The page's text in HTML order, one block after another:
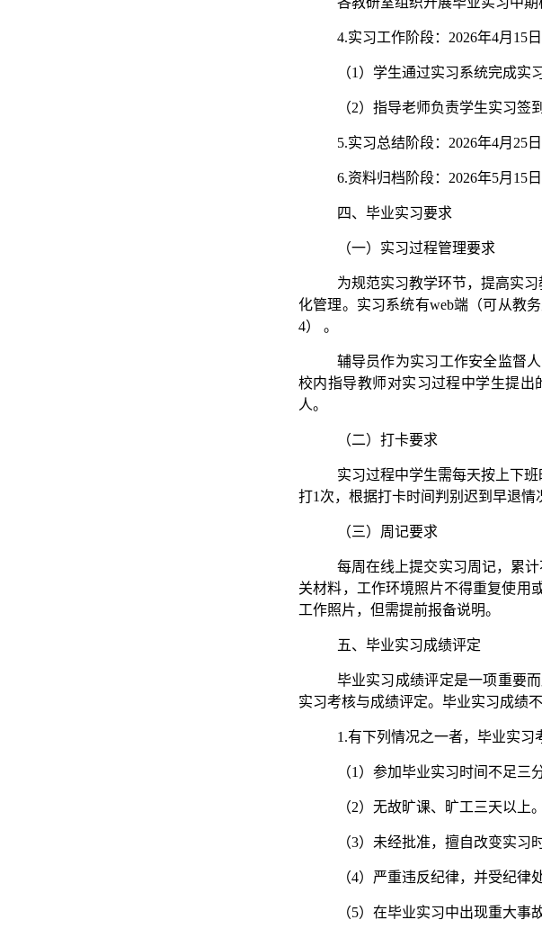
4.实习工作阶段：2026年4月15日
（1）学生通过实习系统完成实
（2）指导老师负责学生实习签
5.实习总结阶段：2026年4月25日
6.资料归档阶段：2026年5月15日
四、毕业实习要求
（一）实习过程管理要求
为规范实习教学环节，提高实
化管理。实习系统有web端（可从教
4） 。
辅导员作为实习工作安全监督
校内指导教师对实习过程中学生提
人。
（二）打卡要求
实习过程中学生需每天按上下
打1次，根据打卡时间判别迟到早退情
（三）周记要求
每周在线上提交实习周记，累
关材料， 工作环境照片不得重复使用
工作照片，但需提前报备说明。
五、毕业实习成绩评定
毕业实习成绩评定是一项重要
实习考核与成绩评定。毕业实习成绩
1.有下列情况之一者，毕业实习
（1）参加毕业实习时间不足三
（2）无故旷课、旷工三天以上。
（3）未经批准，擅自改变实习
（4）严重违反纪律，并受纪律
（5）在毕业实习中出现重大事